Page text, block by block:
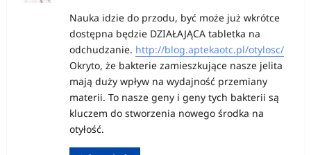
Nauka idzie do przodu, być może już wkrótce
dostępna będzie DZIAŁAJĄCA tabletka na
odchudzanie. http://blog.aptekaotc.pl/otylosc/
Okryto, że bakterie zamieszkujące nasze jelita
mają duży wpływ na wydajność przemiany
materii. To nasze geny i geny tych bakterii są
kluczem do stworzenia nowego środka na
otyłość.